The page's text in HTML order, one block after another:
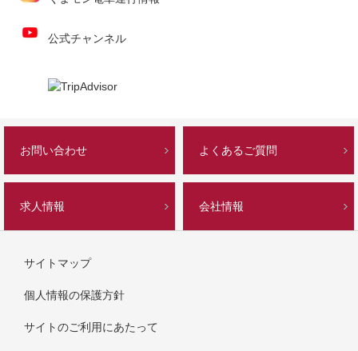
公式チャンネル
お問い合わせ よくあるご質問
求人情報 会社情報
サイトマップ
個人情報の保護方針
サイトのご利用にあたって